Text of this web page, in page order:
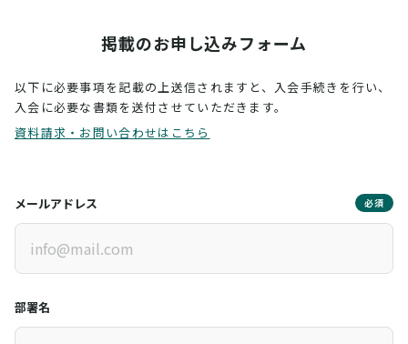
掲載のお申し込みフォーム
以下に必要事項を記載の上送信されますと、入会手続きを行い、
入会に必要な書類を送付させていただきます。
資料請求・お問い合わせはこちら
メールアドレス 必須
部署名